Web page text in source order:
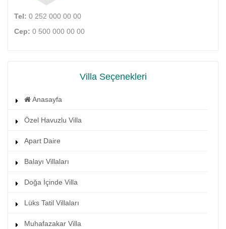
Tel: 0 252 000 00 00
Cep: 0 500 000 00 00
Villa Seçenekleri
Anasayfa
Özel Havuzlu Villa
Apart Daire
Balayı Villaları
Doğa İçinde Villa
Lüks Tatil Villaları
Muhafazakar Villa